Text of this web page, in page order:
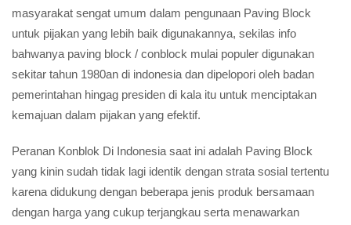
masyarakat sengat umum dalam pengunaan Paving Block
untuk pijakan yang lebih baik digunakannya, sekilas info
bahwanya paving block / conblock mulai populer digunakan
sekitar tahun 1980an di indonesia dan dipelopori oleh badan
pemerintahan hingag presiden di kala itu untuk menciptakan
kemajuan dalam pijakan yang efektif.
Peranan Konblok Di Indonesia saat ini adalah Paving Block
yang kinin sudah tidak lagi identik dengan strata sosial tertentu
karena didukung dengan beberapa jenis produk bersamaan
dengan harga yang cukup terjangkau serta menawarkan